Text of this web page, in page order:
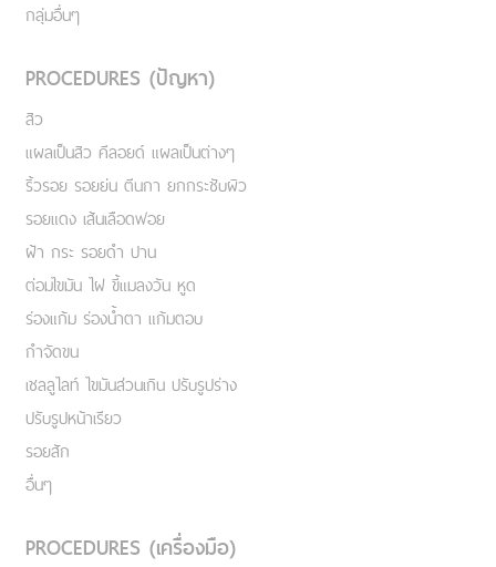
กลุ่มอื่นๆ
PROCEDURES (ปัญหา)
สิว
แผลเป็นสิว คีลอยด์ แผลเป็นต่างๆ
ริ้วรอย รอยย่น ตีนกา ยกกระชับผิว
รอยแดง เส้นเลือดฟอย
ฝ้า กระ รอยดำ ปาน
ต่อมไขมัน ไฝ ขี้แมลงวัน หูด
ร่องแก้ม ร่องน้ำตา แก้มตอบ
กำจัดขน
เชลลูไลท์ ไขมันส่วนเกิน ปรับรูปร่าง
ปรับรูปหน้าเรียว
รอยสัก
อื่นๆ
PROCEDURES (เครื่องมือ)